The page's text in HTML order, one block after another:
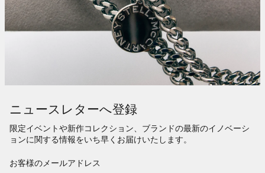
ニュースレターへ登録
限定イベントや新作コレクション、ブランドの最新のイノベーシ
ョンに関する情報をいち早くお届けいたします。
お客様のメールアドレス